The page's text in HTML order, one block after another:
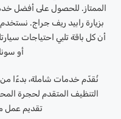
الممتاز. للحصول على أفضل
بزيارة رابيد ريف جراج.
أن كل باقة تلبي احتياجات
أو
نُقدّم خدمات شاملة، بدءًا من
التنظيف المتقدم لحجرة
تقديم عمل